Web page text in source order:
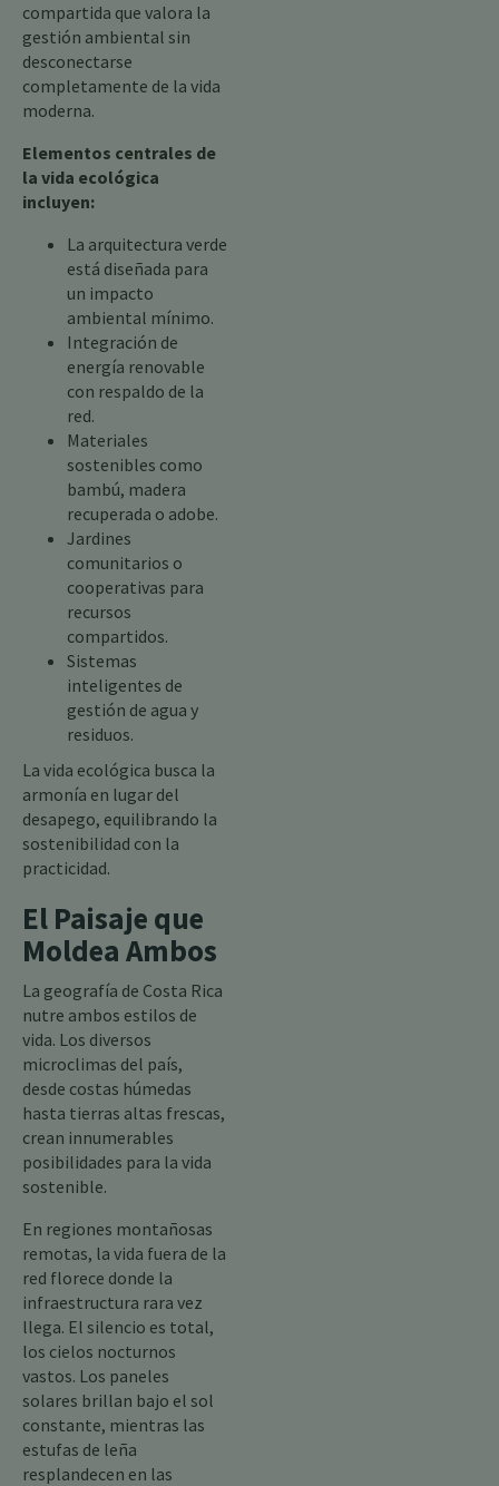
compartida que valora la
gestión ambiental sin
desconectarse
completamente de la vida
moderna.
Elementos centrales de
la vida ecológica
incluyen:
La arquitectura verde
está diseñada para
un impacto
ambiental mínimo.
Integración de
energía renovable
con respaldo de la
red.
Materiales
sostenibles como
bambú, madera
recuperada o adobe.
Jardines
comunitarios o
cooperativas para
recursos
compartidos.
Sistemas
inteligentes de
gestión de agua y
residuos.
La vida ecológica busca la
armonía en lugar del
desapego, equilibrando la
sostenibilidad con la
practicidad.
El Paisaje que
Moldea Ambos
La geografía de Costa Rica
nutre ambos estilos de
vida. Los diversos
microclimas del país,
desde costas húmedas
hasta tierras altas frescas,
crean innumerables
posibilidades para la vida
sostenible.
En regiones montañosas
remotas, la vida fuera de la
red florece donde la
infraestructura rara vez
llega. El silencio es total,
los cielos nocturnos
vastos. Los paneles
solares brillan bajo el sol
constante, mientras las
estufas de leña
resplandecen en las